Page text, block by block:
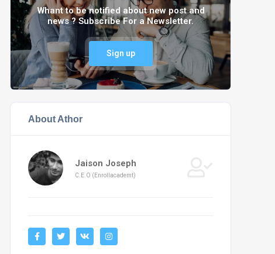
Whant to be notified about new post and
news ? Subscribe For a Newsletter.
Sign up
About Athor
Jaison Joseph
C.E.O (Enrollacademt)